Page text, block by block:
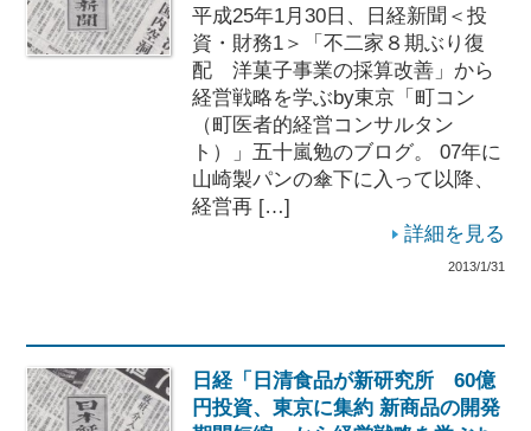
平成25年1月30日、日経新聞＜投
資・財務1＞「不二家８期ぶり復
配 洋菓子事業の採算改善」から
経営戦略を学ぶby東京「町コン
（町医者的経営コンサルタン
ト）」五十嵐勉のブログ。 07年に
山崎製パンの傘下に入って以降、
経営再 […]
詳細を見る
2013/1/31
日経「日清食品が新研究所 60億
円投資、東京に集約 新商品の開発